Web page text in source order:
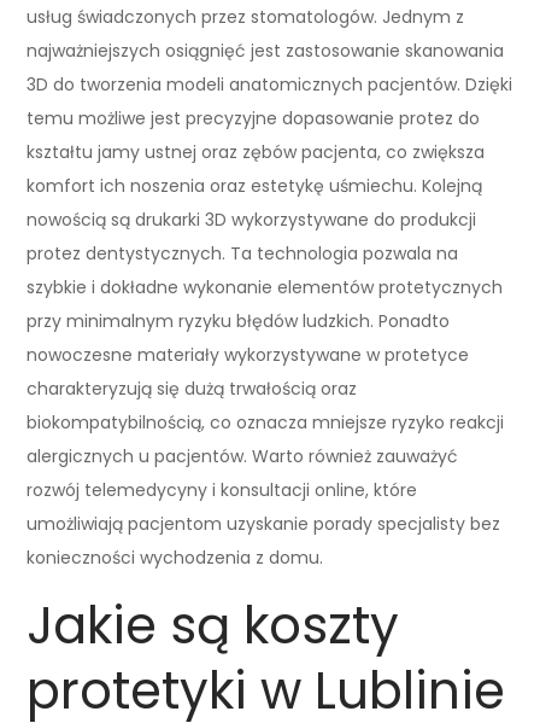
usług świadczonych przez stomatologów. Jednym z
najważniejszych osiągnięć jest zastosowanie skanowania
3D do tworzenia modeli anatomicznych pacjentów. Dzięki
temu możliwe jest precyzyjne dopasowanie protez do
kształtu jamy ustnej oraz zębów pacjenta, co zwiększa
komfort ich noszenia oraz estetykę uśmiechu. Kolejną
nowością są drukarki 3D wykorzystywane do produkcji
protez dentystycznych. Ta technologia pozwala na
szybkie i dokładne wykonanie elementów protetycznych
przy minimalnym ryzyku błędów ludzkich. Ponadto
nowoczesne materiały wykorzystywane w protetyce
charakteryzują się dużą trwałością oraz
biokompatybilnością, co oznacza mniejsze ryzyko reakcji
alergicznych u pacjentów. Warto również zauważyć
rozwój telemedycyny i konsultacji online, które
umożliwiają pacjentom uzyskanie porady specjalisty bez
konieczności wychodzenia z domu.
Jakie są koszty
protetyki w Lublinie